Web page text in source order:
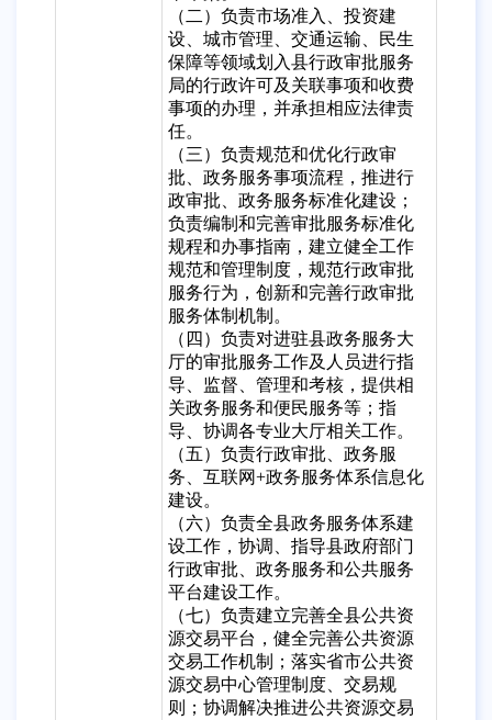
（二）负责市场准入、投资建
设、城市管理、交通运输、民生
保障等领域划入县行政审批服务
局的行政许可及关联事项和收费
事项的办理，并承担相应法律责
任。
（三）负责规范和优化行政审
批、政务服务事项流程，推进行
政审批、政务服务标准化建设；
负责编制和完善审批服务标准化
规程和办事指南，建立健全工作
规范和管理制度，规范行政审批
服务行为，创新和完善行政审批
服务体制机制。
（四）负责对进驻县政务服务大
厅的审批服务工作及人员进行指
导、监督、管理和考核，提供相
关政务服务和便民服务等；指
导、协调各专业大厅相关工作。
（五）负责行政审批、政务服
务、互联网+政务服务体系信息化
建设。
（六）负责全县政务服务体系建
设工作，协调、指导县政府部门
行政审批、政务服务和公共服务
平台建设工作。
（七）负责建立完善全县公共资
源交易平台，健全完善公共资源
交易工作机制；落实省市公共资
源交易中心管理制度、交易规
则；协调解决推进公共资源交易